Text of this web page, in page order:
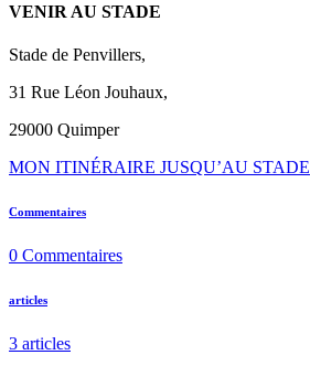
VENIR AU STADE
Stade de Penvillers,
31 Rue Léon Jouhaux,
29000 Quimper
MON ITINÉRAIRE JUSQU’AU STADE
Commentaires
0 Commentaires
articles
3 articles